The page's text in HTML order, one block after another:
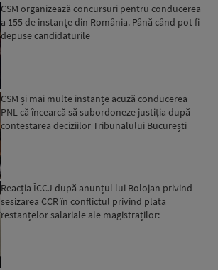
CSM organizează concursuri pentru conducerea
a 155 de instanțe din România. Până când pot fi
depuse candidaturile
CSM și mai multe instanțe acuză conducerea
PNL că încearcă să subordoneze justiția după
contestarea deciziilor Tribunalului București
Reacția ÎCCJ după anunțul lui Bolojan privind
sesizarea CCR în conflictul privind plata
restanțelor salariale ale magistraților: